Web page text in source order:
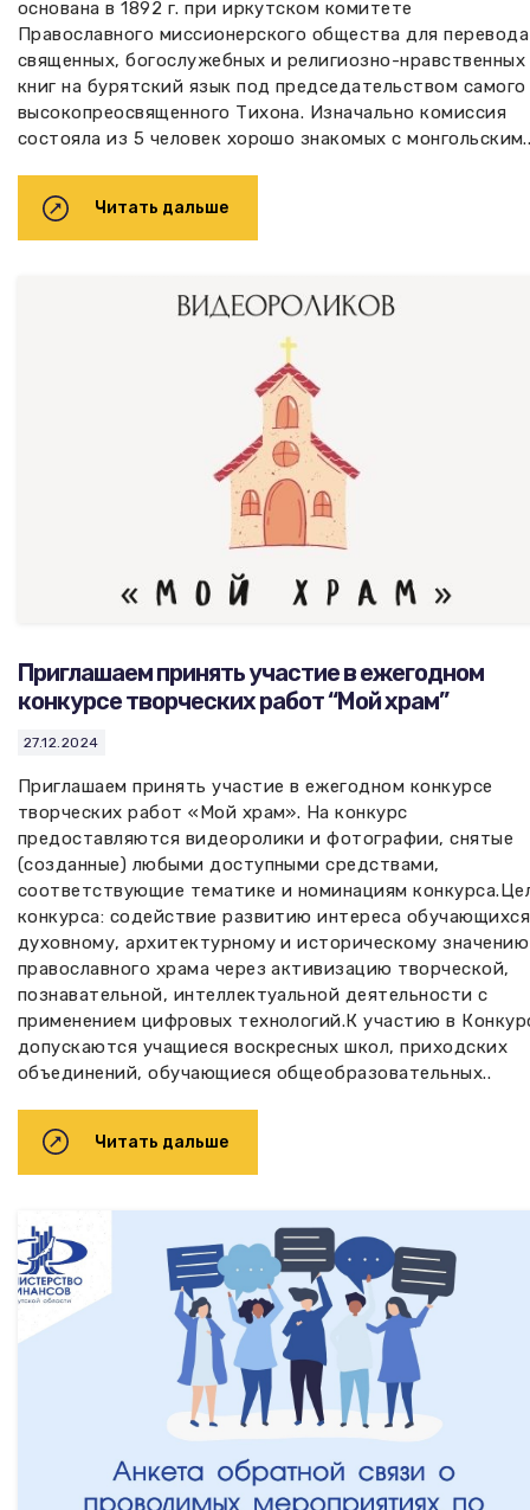
основана в 1892 г. при иркутском комитете
Православного миссионерского общества для перевода
священных, богослужебных и религиозно-нравственных
книг на бурятский язык под председательством самого
высокопреосвященного Тихона. Изначально комиссия
состояла из 5 человек хорошо знакомых с
Читать дальше
Приглашаем принять участие в ежегодном
конкурсе творческих работ “Мой храм”
27.12.2024
Приглашаем принять участие в ежегодном конкурсе
творческих работ «Мой храм». На конкурс
предоставляются видеоролики и фотографии, снятые
(созданные) любыми доступными средствами,
соответствующие тематике и номинациям
конкурса: содействие развитию интереса
духовному, архитектурному и историческому значению
православного храма через активизацию творческой,
познавательной, интеллектуальной деятельности с
применением цифровых технологий.К участию в
допускаются учащиеся воскресных школ, приходских
объединений, обучающиеся общеобразовательных..
Читать дальше